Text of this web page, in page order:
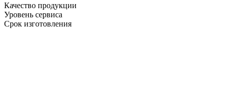
Качество продукции
Уровень сервиса
Срок изготовления